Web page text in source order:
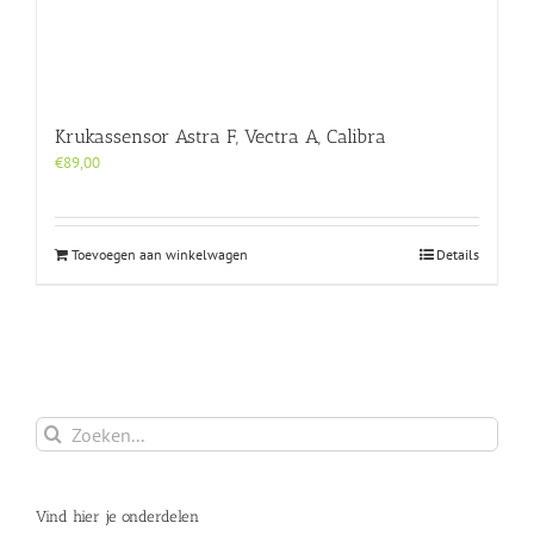
Krukassensor Astra F, Vectra A, Calibra
€89,00
Toevoegen aan winkelwagen Details
Zoeken
naar:
Vind hier je onderdelen